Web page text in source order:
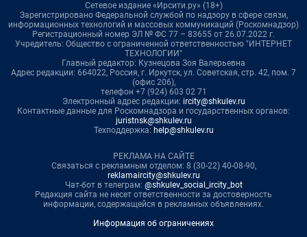
Сетевое издание «Ирсити.ру» (18+)
Зарегистрировано Федеральной службой по надзору в сфере связи,
информационных технологий и массовых коммуникаций (Роскомнадзор)
Регистрационный номер ЭЛ № ФС 77 – 83655 от 26.07.2022 г.
Учредитель: Общество с ограниченной ответственностью "ИНТЕРНЕТ
ТЕХНОЛОГИИ"
Главный редактор: Кузнецова Зоя Валерьевна
Адрес редакции: 664022, Россия, г. Иркутск, ул. Советская, стр. 42, пом. 7
(офис 206),
телефон +7 (924) 603 02 71
Электронный адрес редакции: ircity@shkulev.ru
Контактные данные для Роскомнадзора и государственных органов:
juristnsk@shkulev.ru
Техподдержка: help@shkulev.ru
РЕКЛАМА НА САЙТЕ
Связаться с рекламным отделом: 8 (30-22) 40-08-90,
reklamaircity@shkulev.ru
Чат-бот в телеграм: @shkulev_social_ircity_bot
Редакция сайта не несет ответственности за достоверность
информации, содержащейся в рекламных объявлениях.
Информация об ограничениях